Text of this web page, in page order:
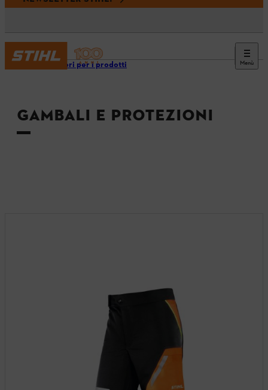
Menù
Accessori per i prodotti
GAMBALI E PROTEZIONI